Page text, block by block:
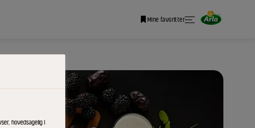
Mine favoritter
hovedsagelig i